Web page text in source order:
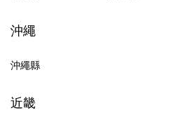
沖繩
沖繩縣
近畿